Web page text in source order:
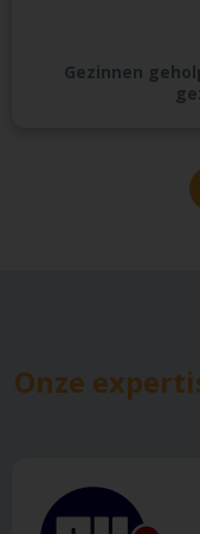
Gezinnen
Onze